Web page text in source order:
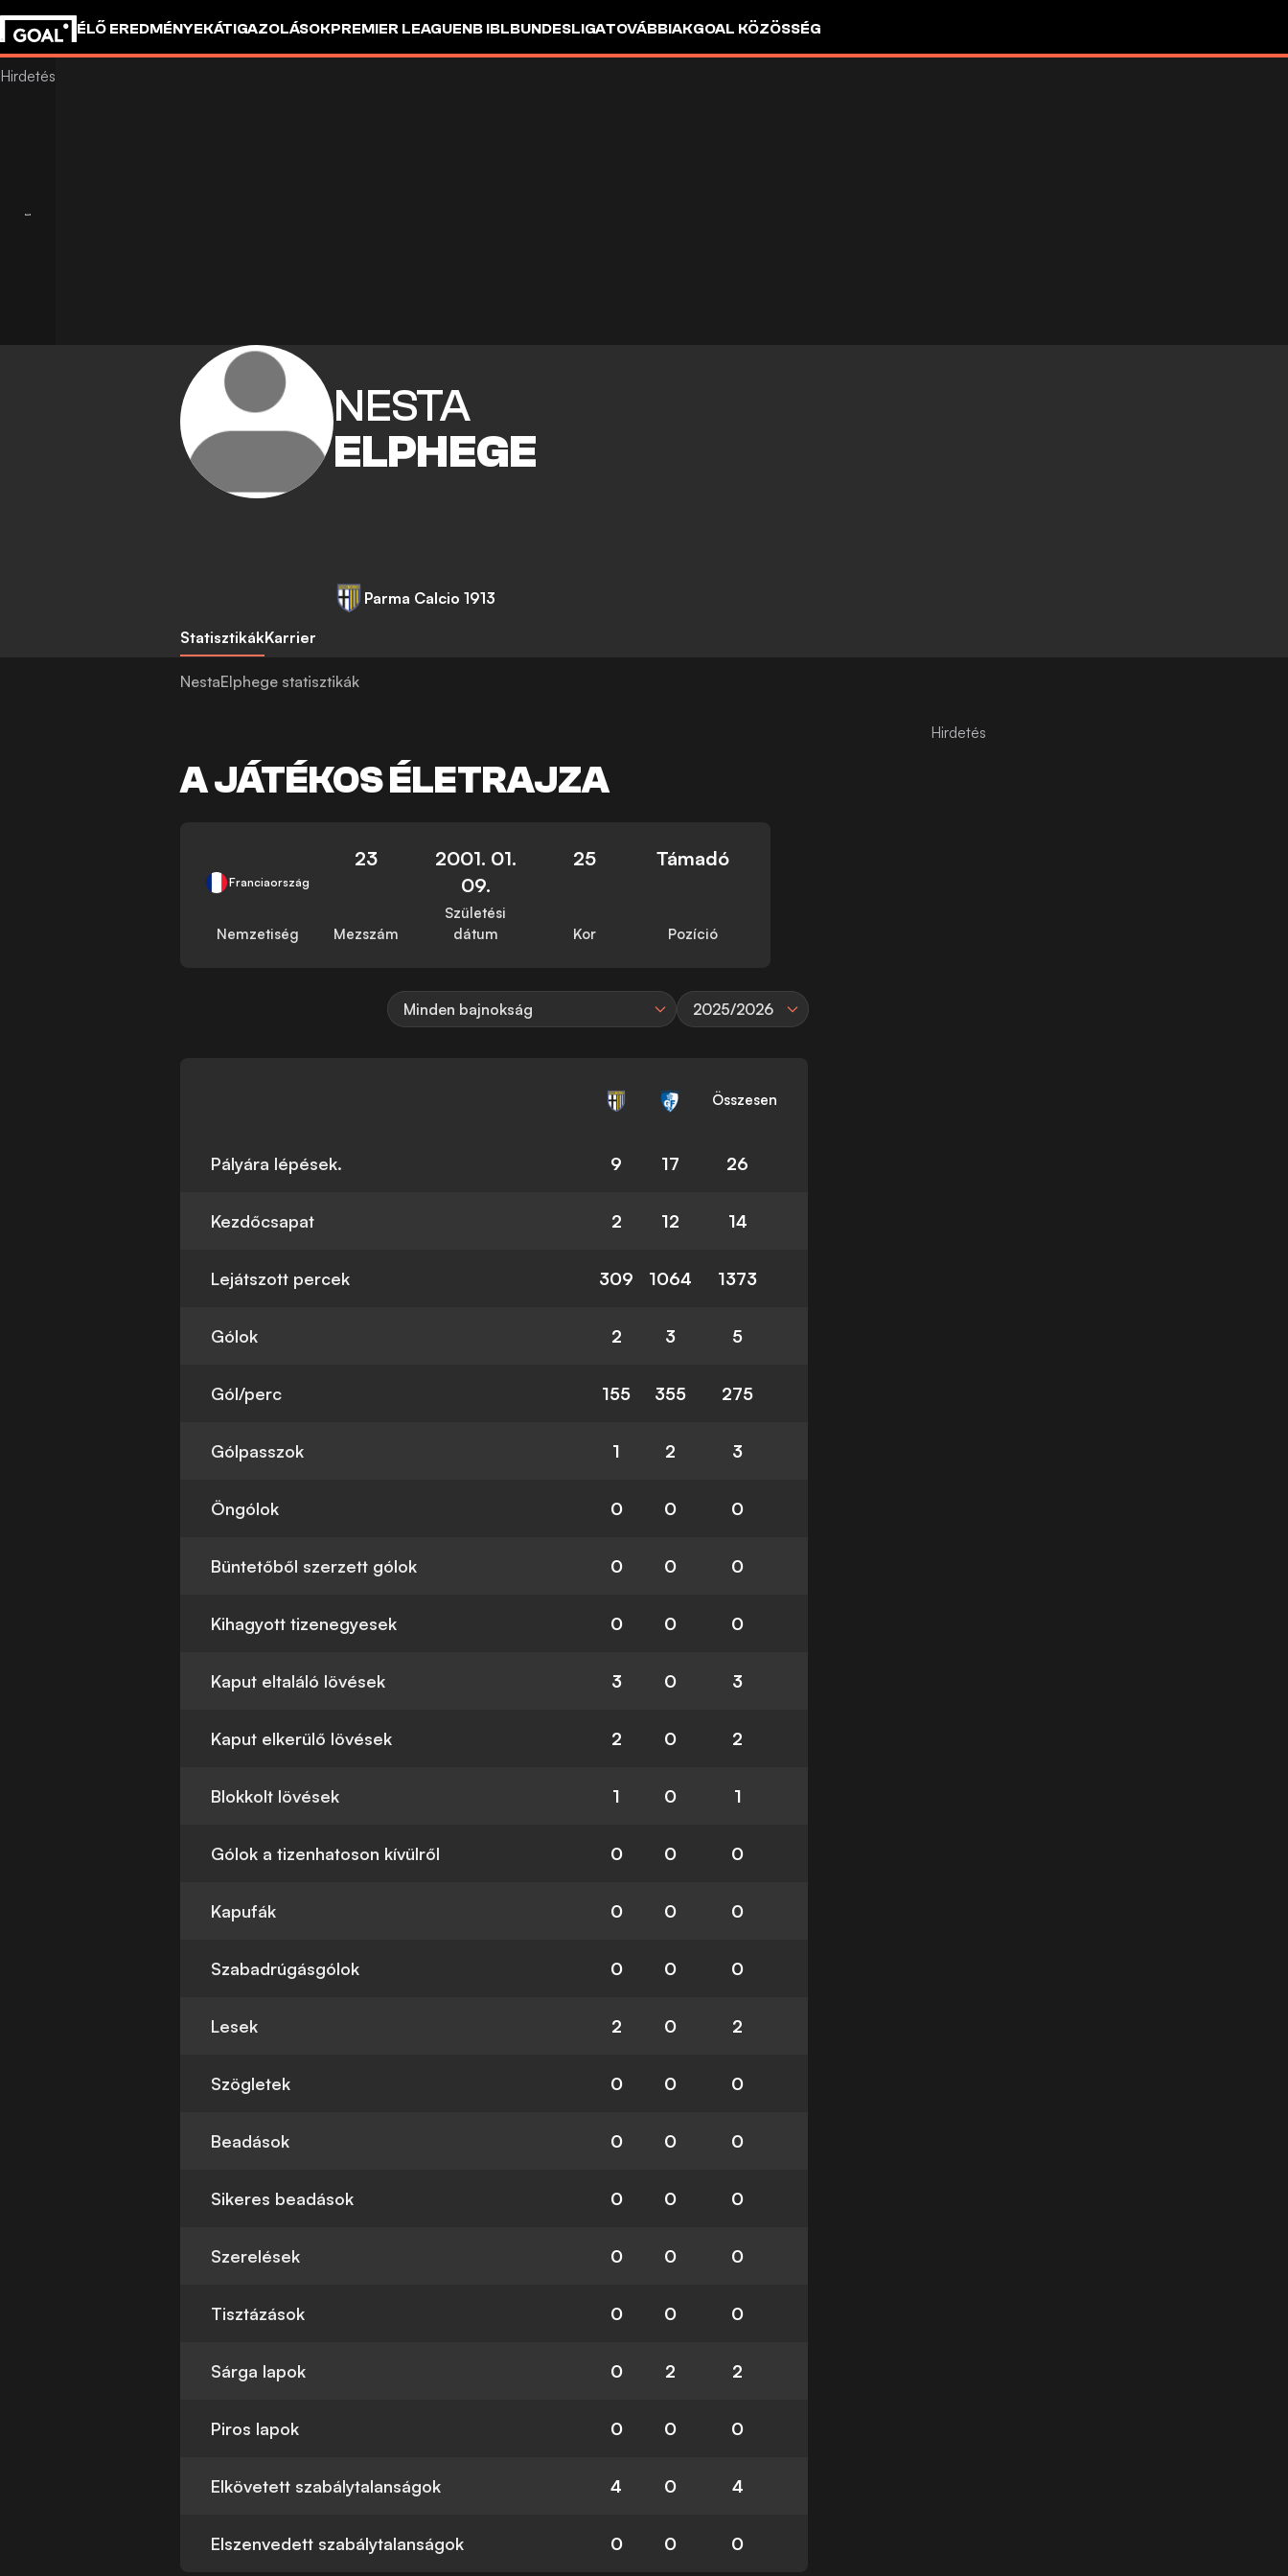
ÉLŐ EREDMÉNYEKÁTIGAZOLÁSOKPREMIER LEAGUENB IBLBUNDESLIGATOVÁBBIAKGOAL KÖZÖSSÉG
NESTA
ELPHEGE
Parma Calcio 1913
StatisztikákKarrier
NestaElphege statisztikák
A JÁTÉKOS ÉLETRAJZA
Franciaország
Nemzetiség
23
Mezszám
2001. 01.
09.
Születési
dátum
25
Kor
Támadó
Pozíció
Minden bajnokság 2025/2026
Összesen
Pályára lépések. 9 17 26
Kezdőcsapat 2 12 14
Lejátszott percek 309 1064 1373
Gólok 2 3 5
Gól/perc 155 355 275
Gólpasszok 1 2 3
Öngólok 0 0 0
Büntetőből szerzett gólok 0 0 0
Kihagyott tizenegyesek 0 0 0
Kaput eltaláló lövések 3 0 3
Kaput elkerülő lövések 2 0 2
Blokkolt lövések 1 0 1
Gólok a tizenhatoson kívülről 0 0 0
Kapufák 0 0 0
Szabadrúgásgólok 0 0 0
Lesek 2 0 2
Szögletek 0 0 0
Beadások 0 0 0
Sikeres beadások 0 0 0
Szerelések 0 0 0
Tisztázások 0 0 0
Sárga lapok 0 2 2
Piros lapok 0 0 0
Elkövetett szabálytalanságok 4 0 4
Elszenvedett szabálytalanságok 0 0 0